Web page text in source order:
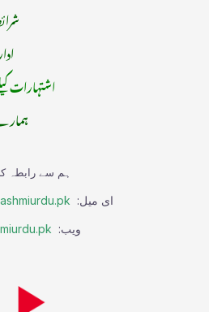
اشتہارات
ہم سے رابطہ
ای میل:
ویب: